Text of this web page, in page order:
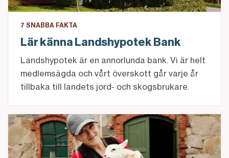
7 SNABBA FAKTA
Lär känna Landshypotek Bank
Landshypotek är en annorlunda bank. Vi är helt
medlemsägda och vårt överskott går varje år
tillbaka till landets jord- och skogsbrukare.
Fler kvinnor är lantbrukare än allmänheten tror